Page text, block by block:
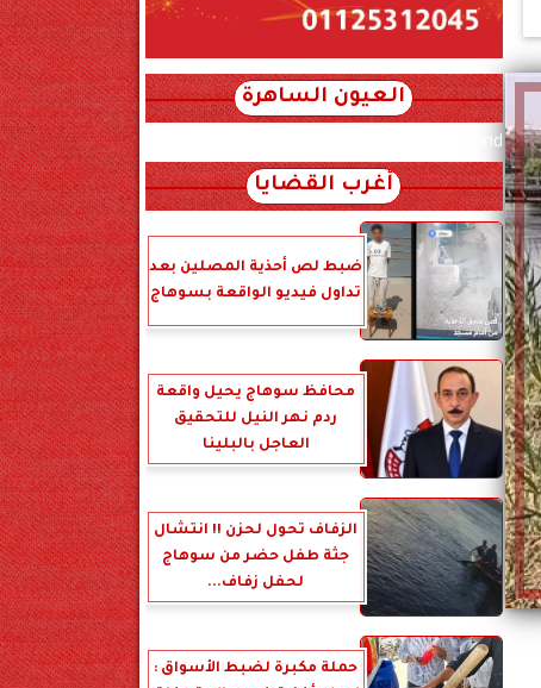
العيون الساهرة
xml_json/rss/~12.xml x0n not found
أغرب القضايا
ضبط لص أحذية المصلين بعد
تداول فيديو الواقعة بسوهاج
محافظ سوهاج يحيل واقعة
ردم نهر النيل للتحقيق
العاجل بالبلينا
الزفاف تحول لحزن !! انتشال
جثة طفل حضر من سوهاج
لحفل زفاف...
حملة مكبرة لضبط الأسواق :